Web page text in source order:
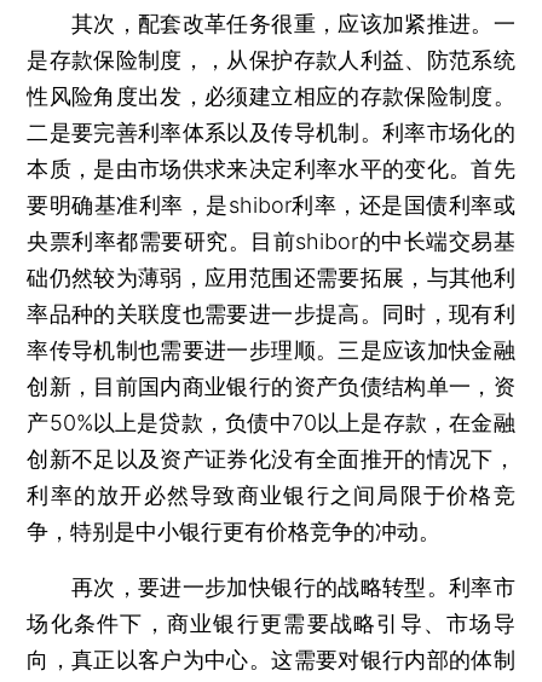
其次，配套改革任务很重，应该加紧推进。一
是存款保险制度，，从保护存款人利益、防范系统
性风险角度出发，必须建立相应的存款保险制度。
二是要完善利率体系以及传导机制。利率市场化的
本质，是由市场供求来决定利率水平的变化。首先
要明确基准利率，是shibor利率，还是国债利率或
央票利率都需要研究。目前shibor的中长端交易基
础仍然较为薄弱，应用范围还需要拓展，与其他利
率品种的关联度也需要进一步提高。同时，现有利
率传导机制也需要进一步理顺。三是应该加快金融
创新，目前国内商业银行的资产负债结构单一，资
产50%以上是贷款，负债中70以上是存款，在金融
创新不足以及资产证券化没有全面推开的情况下，
利率的放开必然导致商业银行之间局限于价格竞
争，特别是中小银行更有价格竞争的冲动。
再次，要进一步加快银行的战略转型。利率市
场化条件下，商业银行更需要战略引导、市场导
向，真正以客户为中心。这需要对银行内部的体制